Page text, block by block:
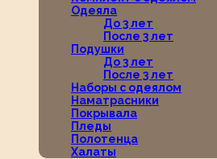
Одеяла
До 3 лет
После 3 лет
Подушки
До 3 лет
После 3 лет
Наборы с одеялом
Наматрасники
Покрывала
Пледы
Полотенца
Халаты